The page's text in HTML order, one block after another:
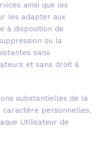
ainsi que les
les adapter aux
à disposition de
ou la
sans
et sans droit à
substantielles de la
caractère personnelles,
Utilisateur de